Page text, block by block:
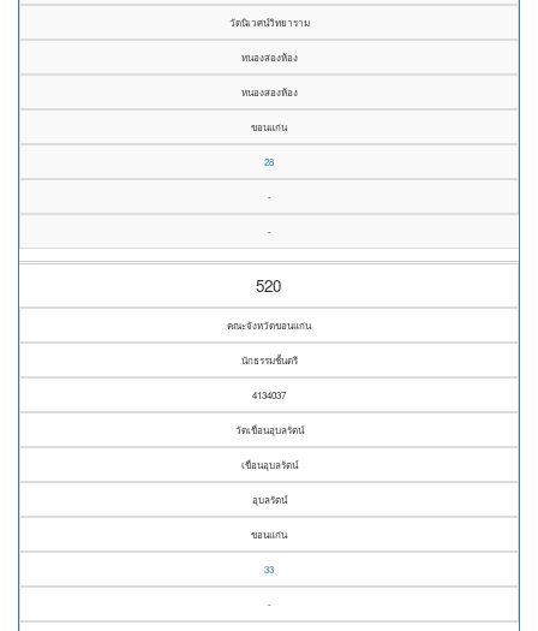
วัดนิเวศน์วิทยาราม
หนองสองห้อง
หนองสองห้อง
ขอนแก่น
28
-
-
520
คณะจังหวัดขอนแก่น
นักธรรมชั้นตรี
4134037
วัดเขื่อนอุบลรัตน์
เขื่อนอุบลรัตน์
อุบลรัตน์
ขอนแก่น
33
-